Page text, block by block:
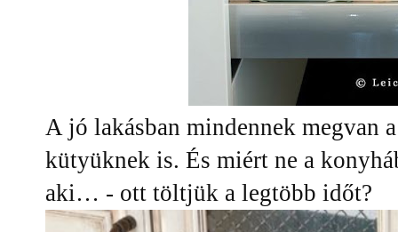
A jó lakásban mindennek megvan
kütyüknek is. És miért ne a
aki… - ott töltjük a legtöbb időt?